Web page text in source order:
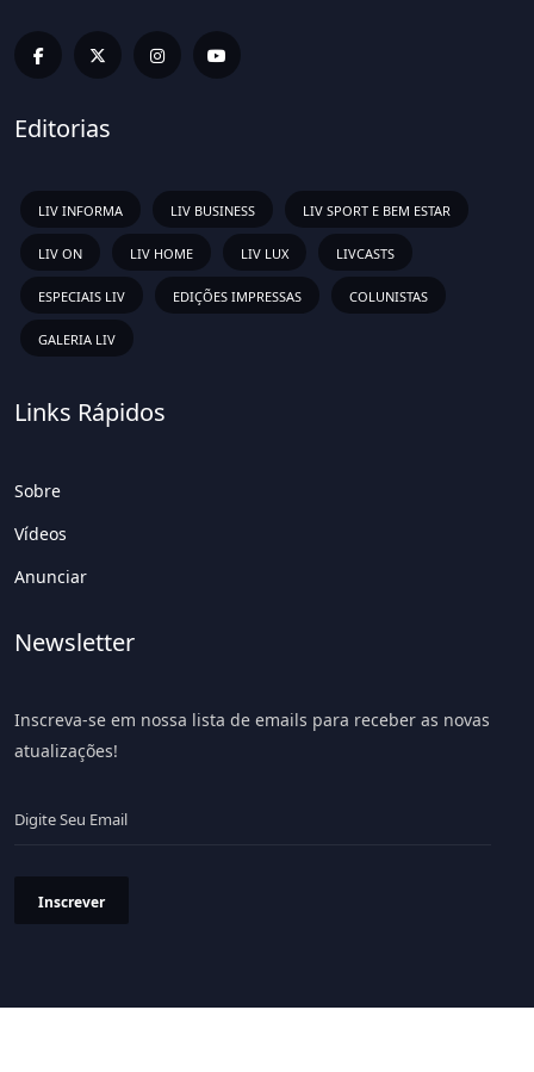
Editorias
LIV INFORMA LIV BUSINESS LIV SPORT E BEM ESTAR
LIV ON LIV HOME LIV LUX LIVCASTS
ESPECIAIS LIV EDIÇÕES IMPRESSAS COLUNISTAS
GALERIA LIV
Links Rápidos
Sobre
Vídeos
Anunciar
Newsletter
Inscreva-se em nossa lista de emails para receber as novas
atualizações!
Inscrever